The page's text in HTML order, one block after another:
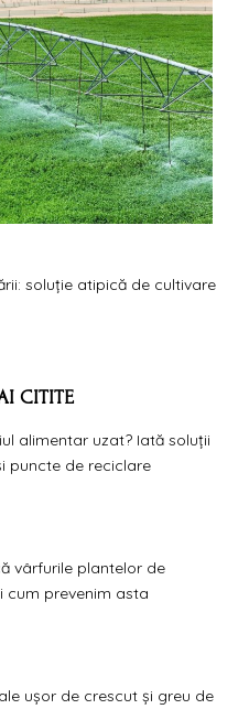
soluție atipică de cultivare
CITITE
alimentar uzat? Iată soluții
puncte de reciclare
vârfurile plantelor de
cum prevenim asta
ușor de crescut și greu de